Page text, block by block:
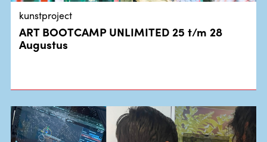
kunstproject
ART BOOTCAMP UNLIMITED 25 t/m 28
Augustus